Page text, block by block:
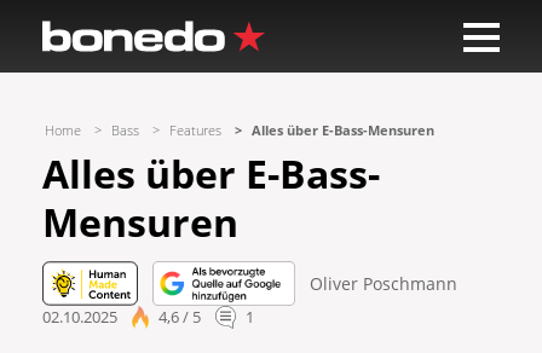
Home Bass Features Alles über E-Bass-Mensuren
Alles über E-Bass-
Mensuren
Oliver Poschmann
02.10.2025 4,6 / 5 1